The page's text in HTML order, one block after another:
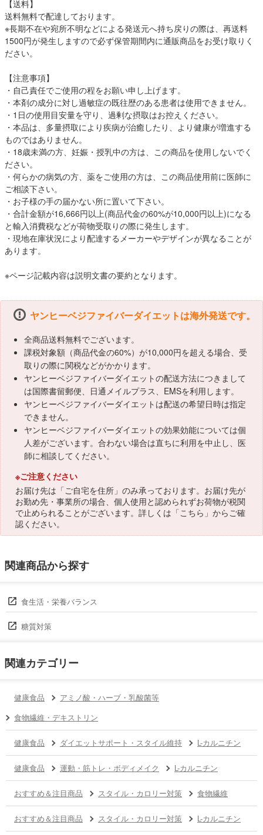
【送料】
送料無料で配達しております。
※長期不在や宛所不明などによる発送元へ持ち戻りの際は、再送料
1500円が発生しますので必ず保管期間内に通販商品をお受け取りく
ださい。
【注意事項】
・自己責任でご使用の程をお願い申し上げます。
・本剤の成分に対し過敏症の既往歴のある患者は使用できません。
・1日の使用目安量を守り、過剰な摂取はお控えください。
・本品は、多量摂取により疾病が治癒したり、より健康が増進する
ものではありません。
・18歳未満の方、妊娠・授乳中の方は、この商品を使用しないでく
ださい。
・何らかの病気の方、薬をご使用の方は、この商品使用前に医師に
ご相談下さい。
・お子様の手の届かない所に置いて下さい。
・合計金額が16,666円以上(商品代金の60%が10,000円以上)になる
と輸入消費税などが荷物受取りの際に発生します。
・現地在庫状況により配達するメーカーやデザインが異なることが
あります。
※ページ記載内容は説明文書の要約となります。
ヤンヒーベジファイバーダイエットは海外発送です。
全商品送料無料でございます。
課税対象額（商品代金の60%）が10,000円を超える場合、受
取りの際に関税などがかかります。
ヤンヒーベジファイバーダイエットの配送方法につきまして
は国際書留郵便、日通メイルプラス、EMSを利用します。
ヤンヒーベジファイバーダイエットは配送の希望日時は指定
できません。
ヤンヒーベジファイバーダイエットの効果効能については個
人差がございます。合わない場合は直ちに利用を中止し、医
師に相談してください。
※ご注意ください
お届け先は「ご自宅を住所」のみ承っております。お届け先が
お勤め先・事業所の場合、個人使用と認められずお荷物が税関
で止められることがございます。詳しくは「こちら 」からご確
認ください。
関連商品から探す
食生活・栄養バランス
糖質対策
関連カテゴリー
健康食品
アミノ酸・ハーブ・乳酸菌等
食物繊維・デキストリン
健康食品 ダイエットサポート・スタイル維持 L-カルニチン
健康食品 運動・筋トレ・ボディメイク L-カルニチン
おすすめ＆注目商品 スタイル・カロリー対策 食物繊維
おすすめ＆注目商品 スタイル・カロリー対策 L-カルニチン